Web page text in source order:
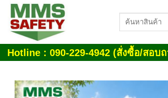
Skip
content
ค้นหา:
Hotline : 090-229-4942 (สั่งซื้อ/สอบ